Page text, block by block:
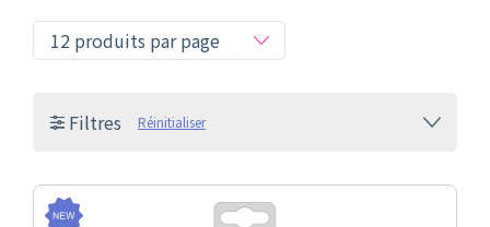
Filtres Réinitialiser